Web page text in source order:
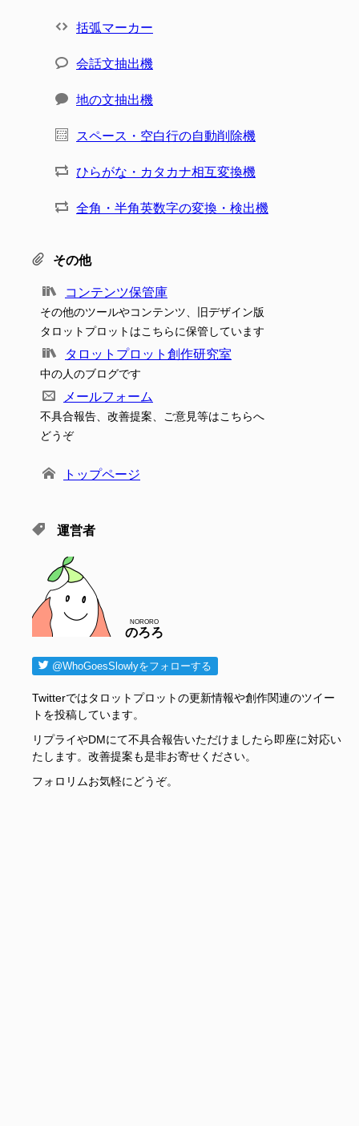
括弧マーカー
会話文抽出機
地の文抽出機
スペース・空白行の自動削除機
ひらがな・カタカナ相互変換機
全角・半角英数字の変換・検出機
その他
コンテンツ保管庫
その他のツールやコンテンツ、旧デザイン版
タロットプロットはこちらに保管しています
タロットプロット創作研究室
中の人のブログです
メールフォーム
不具合報告、改善提案、ご意見等はこちらへ
どうぞ
トップページ
運営者
のろろ
NORORO
@WhoGoesSlowlyをフォローする
Twitterではタロットプロットの更新情報や創作関連のツイー
トを投稿しています。
リプライやDMにて不具合報告いただけましたら即座に対応い
たします。改善提案も是非お寄せください。
フォロリムお気軽にどうぞ。